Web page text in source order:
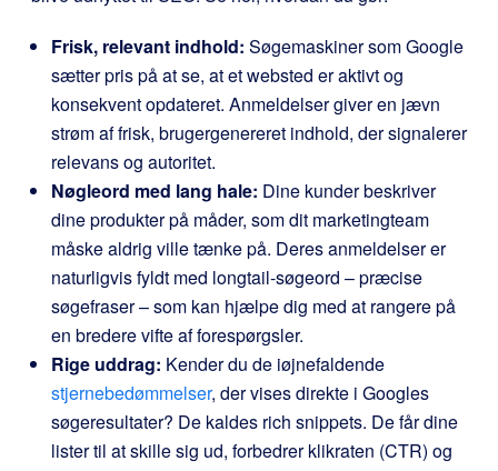
Frisk, relevant indhold: Søgemaskiner som Google
sætter pris på at se, at et websted er aktivt og
konsekvent opdateret. Anmeldelser giver en jævn
strøm af frisk, brugergenereret indhold, der signalerer
relevans og autoritet.
Nøgleord med lang hale: Dine kunder beskriver
dine produkter på måder, som dit marketingteam
måske aldrig ville tænke på. Deres anmeldelser er
naturligvis fyldt med longtail-søgeord – præcise
søgefraser – som kan hjælpe dig med at rangere på
en bredere vifte af forespørgsler.
Rige uddrag: Kender du de iøjnefaldende
stjernebedømmelser, der vises direkte i Googles
søgeresultater? De kaldes rich snippets. De får dine
lister til at skille sig ud, forbedrer klikraten (CTR) og